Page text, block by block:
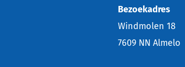
Bezoekadres
Windmolen 18
7609 NN Almelo